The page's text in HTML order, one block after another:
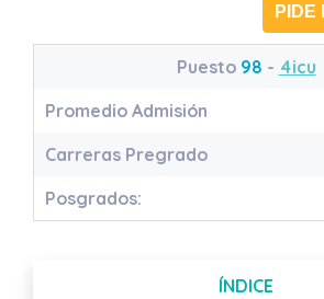
PIDE
Puesto 98 - 4icu
Promedio Admisión
Carreras Pregrado
Posgrados:
ÍNDICE